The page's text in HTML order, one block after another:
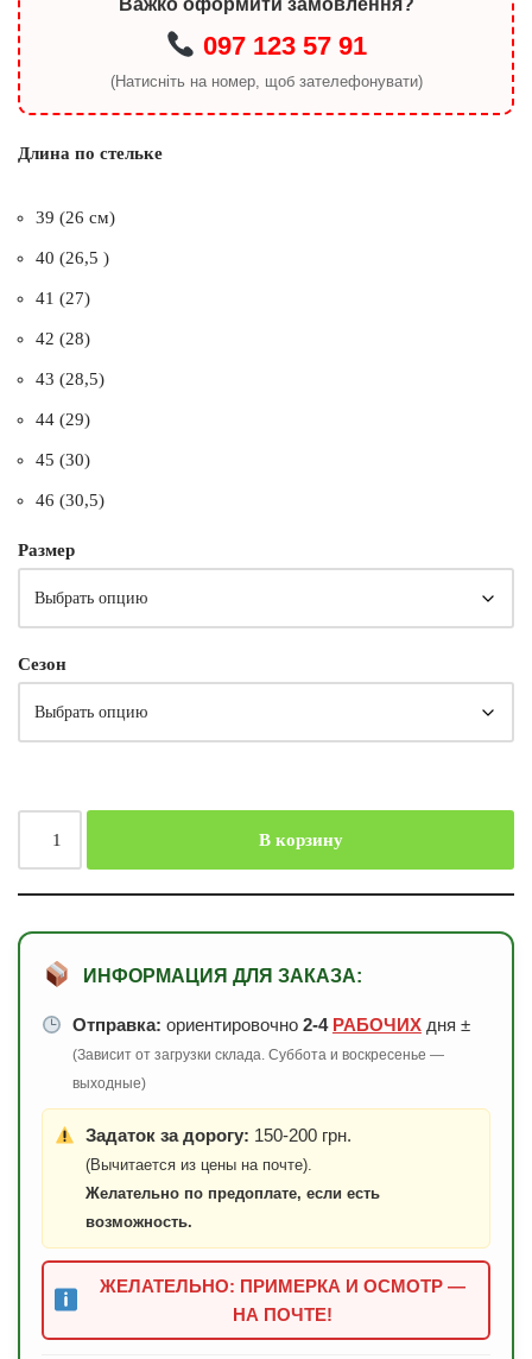
Важко оформити замовлення?
097 123 57 91
(Натисніть на номер, щоб зателефонувати)
Длина по стельке
39 (26 см)
40 (26,5 )
41 (27)
42 (28)
43 (28,5)
44 (29)
45 (30)
46 (30,5)
Размер
Сезон
В корзину
ИНФОРМАЦИЯ ДЛЯ ЗАКАЗА:
Отправка: ориентировочно 2-4 РАБОЧИХдня ±
(Зависит от загрузки склада. Суббота и воскресенье —
выходные)
Задаток за дорогу: 150-200 грн.
(Вычитается из цены на почте).
Желательно по предоплате, если есть
возможность.
ЖЕЛАТЕЛЬНО: ПРИМЕРКА И ОСМОТР —
НА ПОЧТЕ!